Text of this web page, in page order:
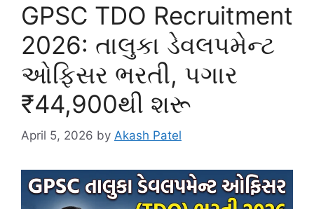
GPSC TDO Recruitment
2026: તાલુકા ડેવલપમેન્ટ
ઓફિસર ભરતી, પગાર
₹44,900થી શરૂ
April 5, 2026 by Akash Patel